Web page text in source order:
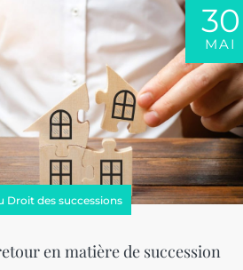
30
MAI
Droit des successions
en matière de succession